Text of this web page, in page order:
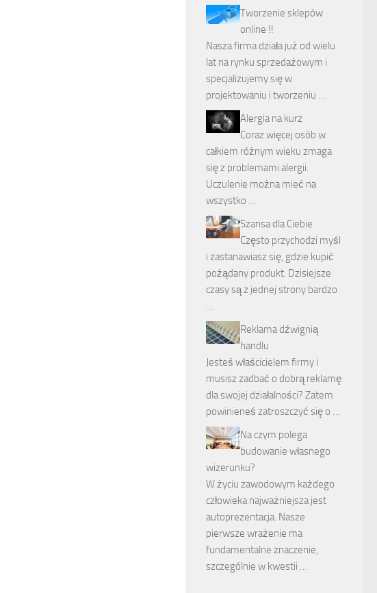
Tworzenie sklepów
online !!
Nasza firma działa już od wielu
lat na rynku sprzedażowym i
specjalizujemy się w
projektowaniu i tworzeniu …
Alergia na kurz
Coraz więcej osób w
całkiem różnym wieku zmaga
się z problemami alergii.
Uczulenie można mieć na
wszystko …
Szansa dla Ciebie
Często przychodzi myśl
i zastanawiasz się, gdzie kupić
pożądany produkt. Dzisiejsze
czasy są z jednej strony bardzo
…
Reklama dźwignią
handlu
Jesteś właścicielem firmy i
musisz zadbać o dobrą reklamę
dla swojej działalności? Zatem
powinieneś zatroszczyć się o …
Na czym polega
budowanie własnego
wizerunku?
W życiu zawodowym każdego
człowieka najważniejsza jest
autoprezentacja. Nasze
pierwsze wrażenie ma
fundamentalne znaczenie,
szczególnie w kwestii …